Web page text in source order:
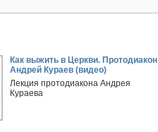
Как выжить в Церкви. Протодиакон
Андрей Кураев (видео)
Лекция протодиакона Андрея
Кураева